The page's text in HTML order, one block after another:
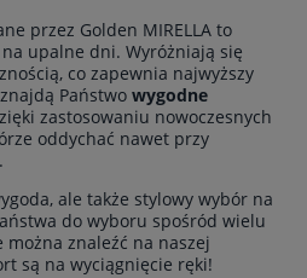
przez Golden MIRELLA to
upalne dni. Wyróżniają się
co zapewnia najwyższy
Państwo wygodne
zastosowaniu nowoczesnych
oddychać nawet przy
ale także stylowy wybór na
do wyboru spośród wielu
znaleźć na naszej
są na wyciągnięcie ręki!